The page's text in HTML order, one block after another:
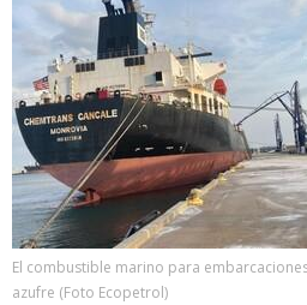
El combustible marino para
azufre (Foto Ecopetrol)